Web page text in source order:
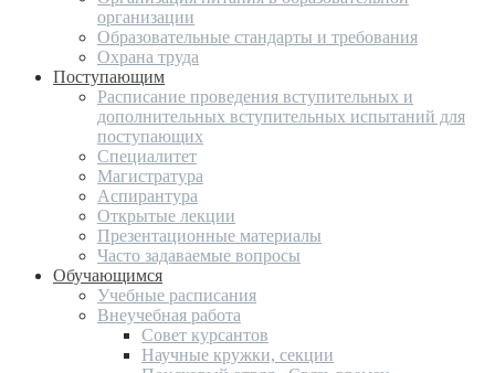
организации
Образовательные стандарты и требования
Охрана труда
Поступающим
Расписание проведения вступительных и
дополнительных вступительных испытаний для
поступающих
Специалитет
Магистратура
Аспирантура
Открытые лекции
Презентационные материалы
Часто задаваемые вопросы
Обучающимся
Учебные расписания
Внеучебная работа
Совет курсантов
Научные кружки, секции